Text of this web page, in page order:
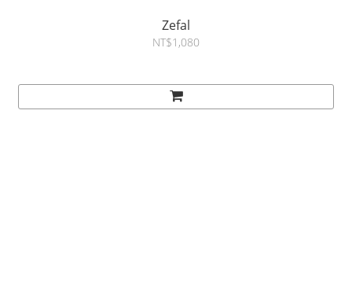
Zefal
NT$1,080